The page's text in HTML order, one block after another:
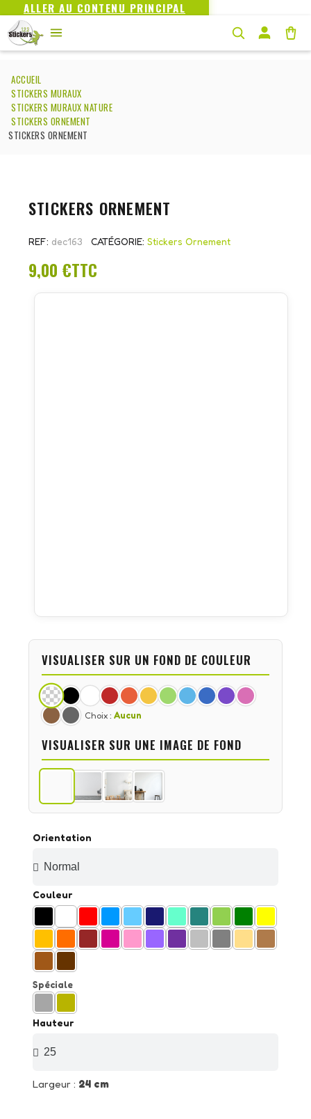
ALLER AU CONTENU PRINCIPAL
ACCUEIL
STICKERS MURAUX
STICKERS MURAUX NATURE
STICKERS ORNEMENT
STICKERS ORNEMENT
STICKERS ORNEMENT
REF dec163 CATÉGORIE Stickers Ornement
9,00 €TTC
Orientation
Couleur
Spéciale
Hauteur
Largeur : 24 cm
VISUALISER SUR UN FOND DE COULEUR
Choix : Aucun
VISUALISER SUR UNE IMAGE DE FOND